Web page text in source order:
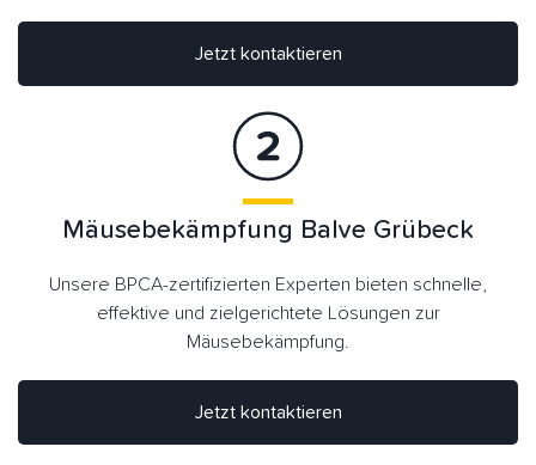
Jetzt kontaktieren
Jetzt kontaktieren
Mäusebekämpfung Balve Grübeck
Unsere BPCA-zertifizierten Experten bieten schnelle,
effektive und zielgerichtete Lösungen zur
Mäusebekämpfung.